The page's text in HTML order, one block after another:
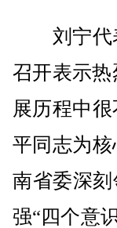
刘宁代表
召开表示
展历程中
平同志为
南省委深
强“四个意